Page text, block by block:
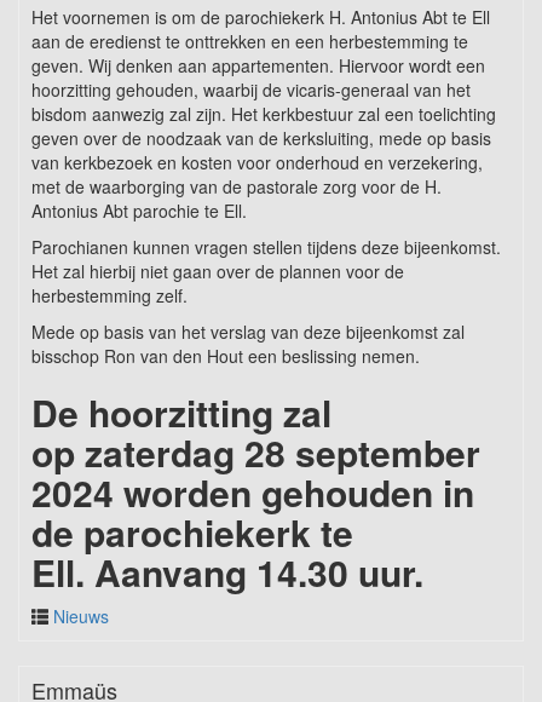
Het voornemen is om de parochiekerk H. Antonius Abt te Ell
aan de eredienst te onttrekken en een herbestemming te
geven. Wij denken aan appartementen. Hiervoor wordt een
hoorzitting gehouden, waarbij de vicaris-generaal van het
bisdom aanwezig zal zijn. Het kerkbestuur zal een toelichting
geven over de noodzaak van de kerksluiting, mede op basis
van kerkbezoek en kosten voor onderhoud en verzekering,
met de waarborging van de pastorale zorg voor de H.
Antonius Abt parochie te Ell.
Parochianen kunnen vragen stellen tijdens deze bijeenkomst.
Het zal hierbij niet gaan over de plannen voor de
herbestemming zelf.
Mede op basis van het verslag van deze bijeenkomst zal
bisschop Ron van den Hout een beslissing nemen.
De hoorzitting zal
opzaterdag 28 september
2024 worden gehouden in
de parochiekerk te
Ell. Aanvang 14.30 uur.
Nieuws
Emmaüs